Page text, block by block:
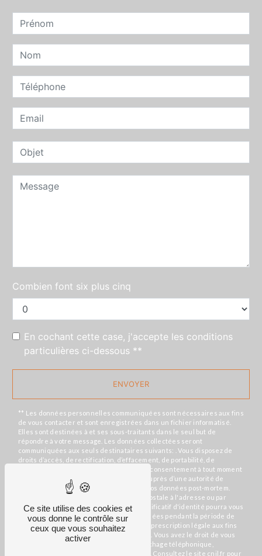
Combien font six plus cinq
En cochant cette case, j'accepte les conditions
particulières ci-dessous **
ENVOYER
** Les données personnelles communiquées sont nécessaires aux fins
de vous contacter et sont enregistrées dans un fichier informatisé.
Elles sont destinées à et ses sous-traitants dans le seul but de
répondre à votre message. Les données collectées seront
communiquées aux seuls destinataires suivants: . Vous disposez de
droits d’accès, de rectification, d’effacement, de portabilité, de
limitation, d’opposition, de retrait de votre consentement à tout moment
et du droit d’introduire une réclamation auprès d’une autorité de
contrôle, ainsi que d’organiser le sort de vos données post-mortem.
Vous pouvez exercer ces droits par voie postale à l'adresse ou par
courrier électronique à l'adresse . Un justificatif d'identité pourra vous
être demandé. Nous conservons vos données pendant la période de
prise de contact puis pendant la durée de prescription légale aux fins
probatoires et de gestion des contentieux. Vous avez le droit de vous
inscrire sur la liste d'opposition au démarchage téléphonique,
. Consultez le site cnil.fr pour
Ce site utilise des cookies et
vous donne le contrôle sur
ceux que vous souhaitez
activer